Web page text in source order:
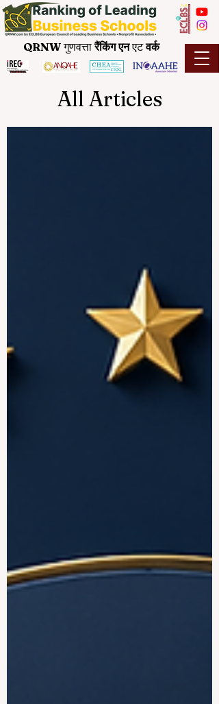
QRNWगुणवत्तारैंकिंग एनएटवर्क
All Articles